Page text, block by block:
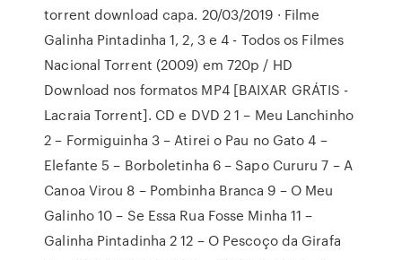
torrent download capa. 20/03/2019 · Filme
Galinha Pintadinha 1, 2, 3 e 4 - Todos os Filmes
Nacional Torrent (2009) em 720p / HD
Download nos formatos MP4 [BAIXAR GRÁTIS -
Lacraia Torrent]. CD e DVD 2 1 – Meu Lanchinho
2 – Formiguinha 3 – Atirei o Pau no Gato 4 –
Elefante 5 – Borboletinha 6 – Sapo Cururu 7 – A
Canoa Virou 8 – Pombinha Branca 9 – O Meu
Galinho 10 – Se Essa Rua Fosse Minha 11 –
Galinha Pintadinha 2 12 – O Pescoço da Girafa